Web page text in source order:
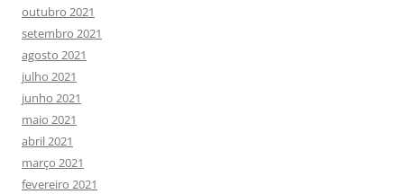
outubro 2021
setembro 2021
agosto 2021
julho 2021
junho 2021
maio 2021
abril 2021
março 2021
fevereiro 2021